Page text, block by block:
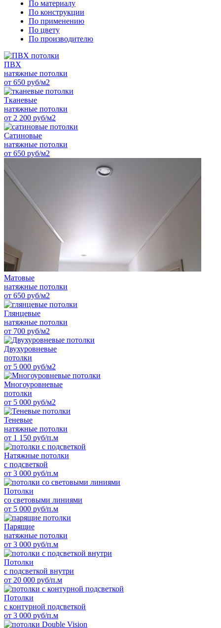
По материалу
По конструкции
По применению
По цвету
По производителю
ПВХ
натяжные потолки
от 650 руб/м2
Тканевые
натяжные потолки
от 2 200 руб/м2
Сатиновые
натяжные потолки
от 650 руб/м2
Матовые
натяжные потолки
от 650 руб/м2
Глянцевые
натяжные потолки
от 700 руб/м2
Двухуровневые
потолки
от 5 000 руб/м2
Многоуровневые
потолки
от 5 000 руб/м2
Теневые
натяжные потолки
от 1 150 руб/п.м
Натяжные потолки
с подсветкой
от 3 000 руб/п.м
Потолки
со световыми линиями
от 5 000 руб/п.м
Парящие
натяжные потолки
от 3 000 руб/п.м
Потолки
с подсветкой внутри
от 20 000 руб/п.м
Потолки
с контурной подсветкой
от 3 000 руб/п.м